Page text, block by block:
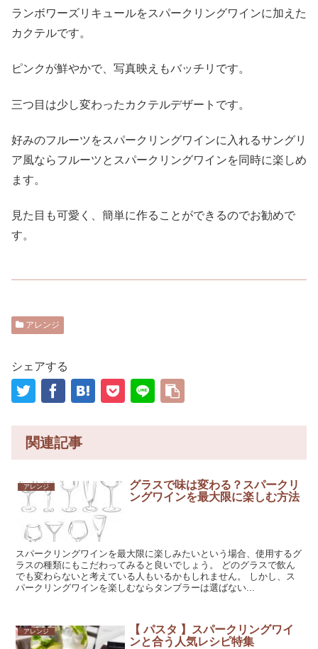
ランボワーズリキュールをスパークリングワインに加えた
カクテルです。
ピンクが鮮やかで、写真映えもバッチリです。
三つ目は少し変わったカクテルデザートです。
好みのフルーツをスパークリングワインに入れるサングリ
ア風ならフルーツとスパークリングワインを同時に楽しめ
ます。
見た目も可愛く、簡単に作ることができるのでお勧めで
す。
アレンジ
シェアする
関連記事
アレンジ
グラスで味は変わる？スパークリ
ングワインを最大限に楽しむ方法
スパークリングワインを最大限に楽しみたいという場合、使用するグ
ラスの種類にもこだわってみると良いでしょう。 どのグラスで飲ん
でも変わらないと考えている人もいるかもしれません。 しかし、ス
パークリングワインを楽しむならタンブラーは選ばない...
アレンジ
【 パスタ 】スパークリングワイ
ンと合う人気レシピ特集